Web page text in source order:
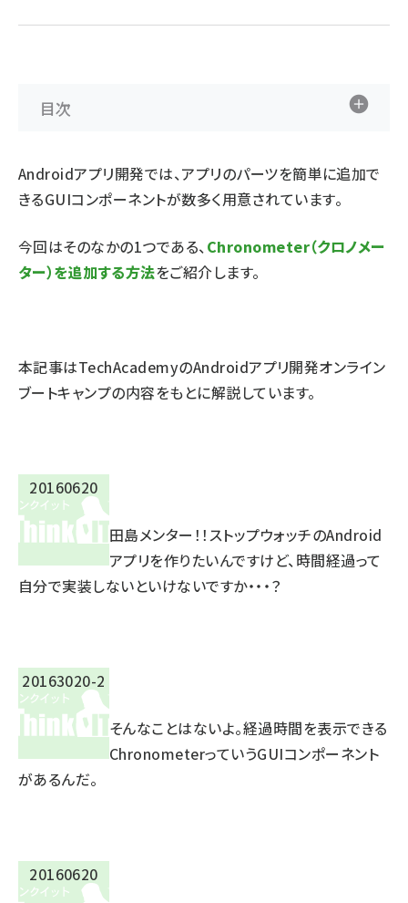
目次
Androidアプリ開発では、アプリのパーツを簡単に追加で
きるGUIコンポーネントが数多く用意されています。
今回はそのなかの1つである、Chronometer（クロノメー
ター）を追加する方法をご紹介します。
本記事はTechAcademyのAndroidアプリ開発オンライン
ブートキャンプの内容をもとに解説しています。
田島メンター！！ストップウォッチのAndroid
アプリを作りたいんですけど、時間経過って
自分で実装しないといけないですか・・・？
そんなことはないよ。経過時間を表示できる
ChronometerっていうGUIコンポーネント
があるんだ。